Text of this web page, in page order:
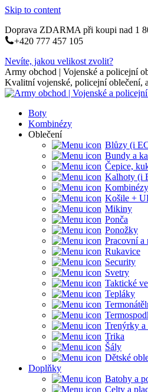
Skip to content
Doprava ZDARMA při koupi nad 1
+420 777 457 105
Nevíte, jakou velikost zvolit?
Army obchod | Vojenské a policejní
Kvalitní vojenské, policejní oblečení,
Boty
Kombinézy
Oblečení
Blůzy (i
Bundy a
Čepice,
Kalhoty (i
Kombinézy
Košile +
Mikiny
Ponča
Ponožky
Pracovní a
Rukavice
Security
Svetry
Taktické
Tepláky
Trenýrky
Trika
Šály
Dětské
Doplňky
Batohy a
Celty a